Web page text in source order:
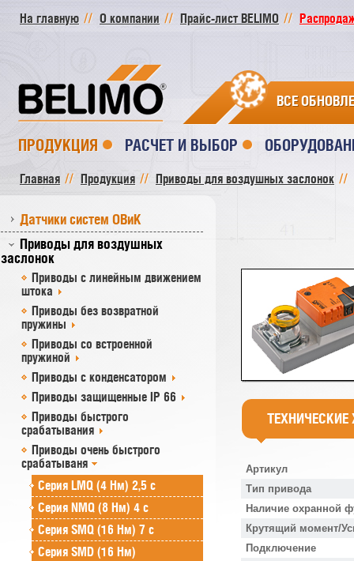
На главную О компании Прайс-лист BELIMO
ВСЕ
ПРОДУКЦИЯ РАСЧЕТ И ВЫБОР
Главная Продукция Приводы для воздушных заслонок
Датчики систем ОВиК
Приводы для воздушных
заслонок
Приводы с линейным движением
штока
Приводы без возвратной
пружины
Приводы со встроенной
пружиной
Приводы с конденсатором
Приводы защищенные IP 66
Приводы быстрого
срабатывания
Приводы очень быстрого
срабатываня
Серия LMQ (4 Нм) 2,5 с
Серия NMQ (8 Нм) 4 с
Серия SMQ (16 Нм) 7 с
Серия SMD (16 Нм)
Артикул
Тип привода
Наличие охранной
Крутящий момент/
Подключение